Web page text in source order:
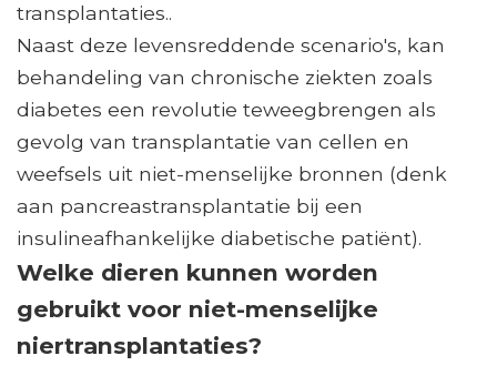
transplantaties..
Naast deze levensreddende scenario's, kan
behandeling van chronische ziekten zoals
diabetes een revolutie teweegbrengen als
gevolg van transplantatie van cellen en
weefsels uit niet-menselijke bronnen (denk
aan pancreastransplantatie bij een
insulineafhankelijke diabetische patiënt).
Welke dieren kunnen worden
gebruikt voor niet-menselijke
niertransplantaties?